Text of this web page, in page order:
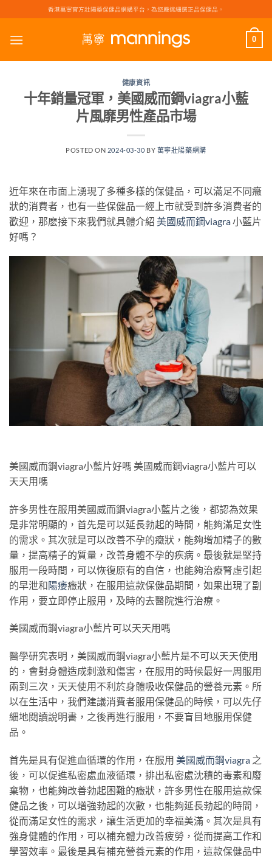
to
content
香港萬寧官方壯陽藥保健品網購平台，為您嚴挑細選正品保健品。
0
健康資訊
十年銷量冠軍，美國威而鋼viagra小藍
片風靡男性產品市場
POSTED ON 2024-03-30 BY 萬寧壯陽藥網購
近年來在市面上湧現了多種多樣的保健品，可以滿足不同癥
狀的消費者，也有一些保健品一經上市就受到許多消費者的
歡迎，那麽接下來我們就具體介紹 美國威而鋼viagra小藍片
好嗎？
美國威而鋼viagra小藍片好嗎 美國威而鋼viagra小藍片可以
天天用嗎
許多男性在服用美國威而鋼viagra小藍片之後，都認為效果
是非常明顯的，首先是可以延長勃起的時間，能夠滿足女性
的需求。其次就是可以改善不孕的癥狀，能夠增加精子的數
量，提高精子的質量，改善身體不孕的疾病。最後就是堅持
服用一段時間，可以恢復原有的自信，也能夠治療腎虛引起
的早泄和陽痿癥狀，在服用這款保健品期間，如果出現了副
作用，要立即停止服用，及時的去醫院進行治療。
美國威而鋼viagra小藍片可以天天用嗎
醫學研究表明，美國威而鋼viagra小藍片是不可以天天使用
的，會對身體造成刺激和傷害，在服用的時候最好一周服用
兩到三次，天天使用不利於身體吸收保健品的營養元素。所
以在生活中，我們建議消費者服用保健品的時候，可以先仔
細地閱讀說明書，之後再進行服用，不要盲目地服用保健
品。
首先是具有促進血循環的作用，在服用 美國威而鋼viagra 之
後，可以促進私密處血液循環，排出私密處沈積的毒素和廢
棄物，也能夠改善勃起困難的癥狀，許多男性在服用這款保
健品之後，可以增強勃起的次數，也能夠延長勃起的時間，
從而滿足女性的需求，讓生活更加的幸福美滿。其次是具有
強身健體的作用，可以補充體力改善疲勞，從而提高工作和
學習效率。最後是具有補充營養元素的作用，這款保健品中